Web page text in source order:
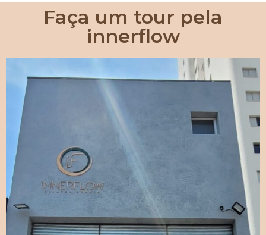
Faça um tour pela
innerflow